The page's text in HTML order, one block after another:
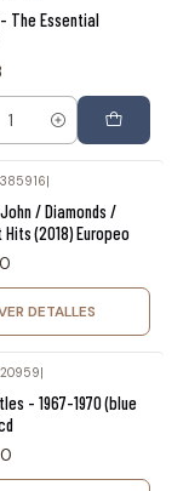
The Essential
/ Diamonds /
(2018) Europeo
DETALLES
|
- 1967-1970 (blue